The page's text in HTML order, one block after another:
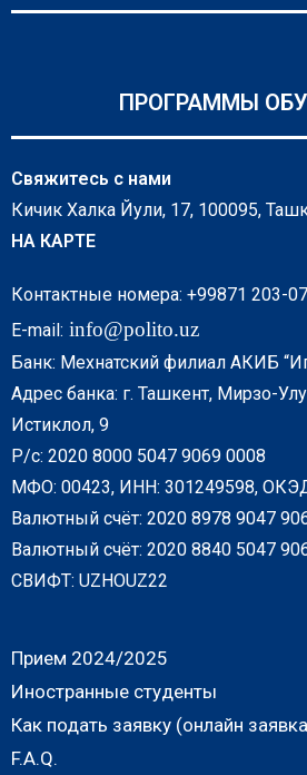
ПРОГРАММЫ
Свяжитесь с нами
Кичик Халка Йули, 17, 100095,
НА КАРТЕ
Контактные номера: +99871 203-
E-mail: info@polito.uz
Банк: Мехнатский филиал АКИБ
Адрес банка: г. Ташкент, Мирзо-
Истиклол, 9
Р/с: 2020 8000 5047 9069 0008
МФО: 00423, ИНН: 301249598,
Валютный счёт: 2020 8978 9047
Валютный счёт: 2020 8840 5047
СВИФТ: UZHOUZ22
Прием 2024/2025
Иностранные студенты
Как подать заявку (онлайн
F.A.Q.